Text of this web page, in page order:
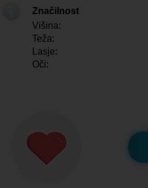
Značilnost
Višina:
Teža:
Lasje:
Oči: